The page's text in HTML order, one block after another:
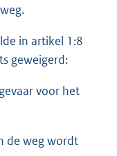
in artikel 1:8
geweigerd:
voor het
de weg wordt